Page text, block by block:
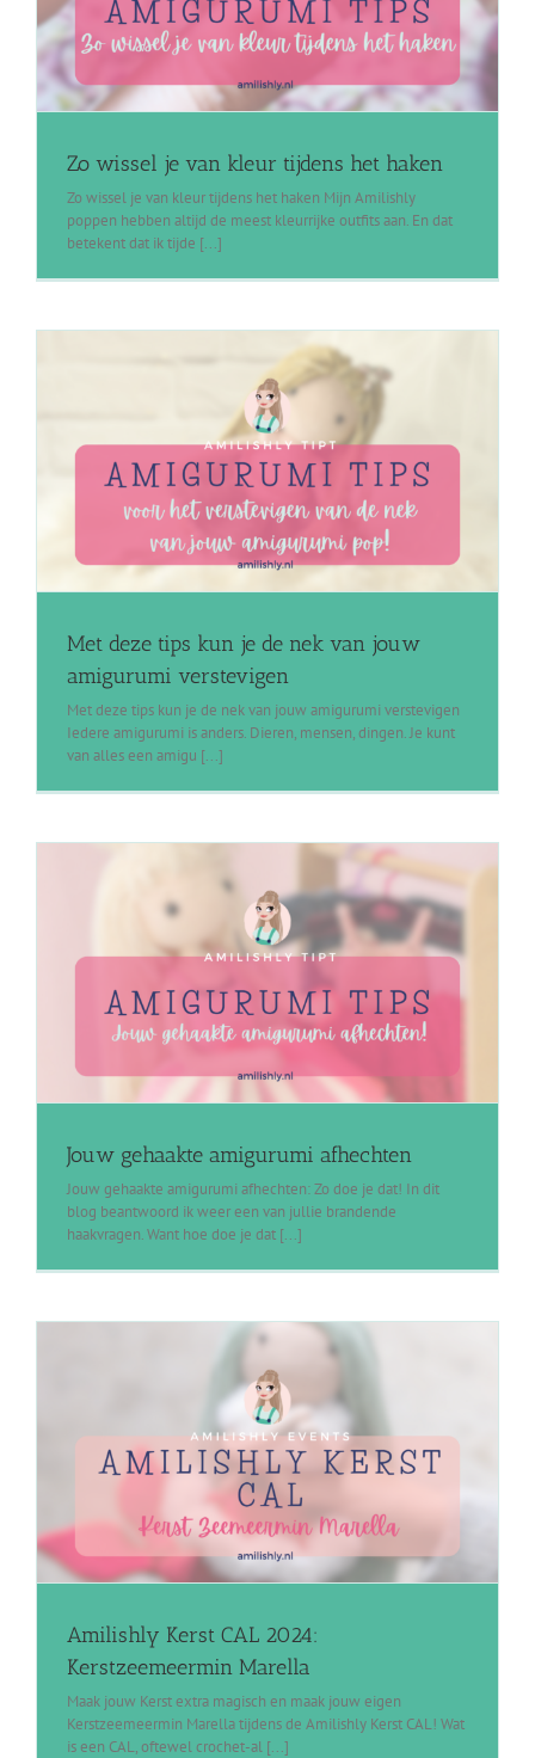
Zo wissel je van kleur tijdens het haken
Zo wissel je van kleur tijdens het haken Mijn Amilishly
poppen hebben altijd de meest kleurrijke outfits aan. En dat
betekent dat ik tijde [...]
Met deze tips kun je de nek van jouw
amigurumi verstevigen
Met deze tips kun je de nek van jouw amigurumi verstevigen
Iedere amigurumi is anders. Dieren, mensen, dingen. Je kunt
van alles een amigu [...]
Jouw gehaakte amigurumi afhechten
Jouw gehaakte amigurumi afhechten: Zo doe je dat! In dit
blog beantwoord ik weer een van jullie brandende
haakvragen. Want hoe doe je dat [...]
Amilishly Kerst CAL 2024:
Kerstzeemeermin Marella
Maak jouw Kerst extra magisch en maak jouw eigen
Kerstzeemeermin Marella tijdens de Amilishly Kerst CAL! Wat
is een CAL, oftewel crochet-al [...]